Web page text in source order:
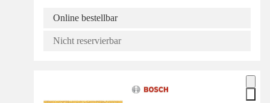
Online bestellbar
Nicht reservierbar